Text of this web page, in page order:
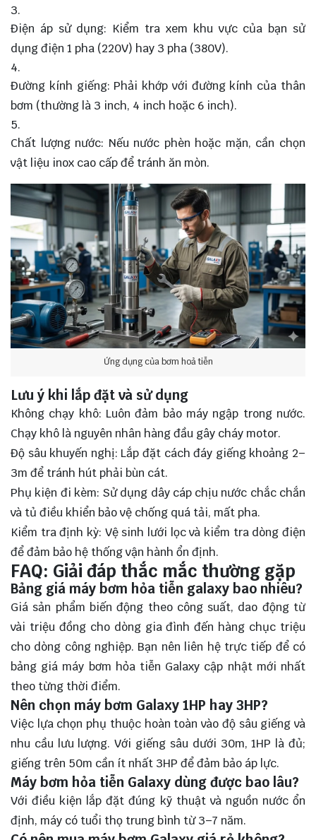
Điện áp sử dụng: Kiểm tra xem khu vực của bạn sử
dụng điện 1 pha (220V) hay 3 pha (380V).
Đường kính giếng: Phải khớp với đường kính của thân
bơm (thường là 3 inch, 4 inch hoặc 6 inch).
Chất lượng nước: Nếu nước phèn hoặc mặn, cần chọn
vật liệu inox cao cấp để tránh ăn mòn.
Ứng dụng của bơm hoả tiễn
Lưu ý khi lắp đặt và sử dụng
Không chạy khô: Luôn đảm bảo máy ngập trong nước.
Chạy khô là nguyên nhân hàng đầu gây cháy motor.
Độ sâu khuyến nghị: Lắp đặt cách đáy giếng khoảng 2–
3m để tránh hút phải bùn cát.
Phụ kiện đi kèm: Sử dụng dây cáp chịu nước chắc chắn
và tủ điều khiển bảo vệ chống quá tải, mất pha.
Kiểm tra định kỳ: Vệ sinh lưới lọc và kiểm tra dòng điện
để đảm bảo hệ thống vận hành ổn định.
FAQ: Giải đáp thắc mắc thường gặp
Bảng giá máy bơm hỏa tiễn galaxy bao nhiêu?
Giá sản phẩm biến động theo công suất, dao động từ
vài triệu đồng cho dòng gia đình đến hàng chục triệu
cho dòng công nghiệp. Bạn nên liên hệ trực tiếp để có
bảng giá máy bơm hỏa tiễn Galaxy cập nhật mới nhất
theo từng thời điểm.
Nên chọn máy bơm Galaxy 1HP hay 3HP?
Việc lựa chọn phụ thuộc hoàn toàn vào độ sâu giếng và
nhu cầu lưu lượng. Với giếng sâu dưới 30m, 1HP là đủ;
giếng trên 50m cần ít nhất 3HP để đảm bảo áp lực.
Máy bơm hỏa tiễn Galaxy dùng được bao lâu?
Với điều kiện lắp đặt đúng kỹ thuật và nguồn nước ổn
định, máy có tuổi thọ trung bình từ 3–7 năm.